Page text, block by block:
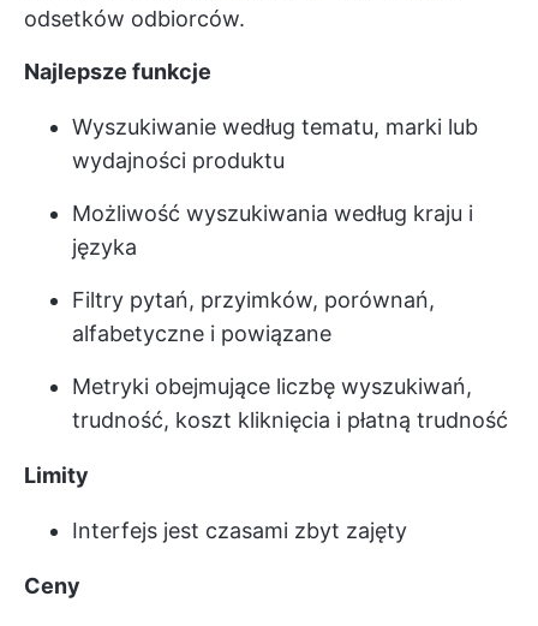
odsetków odbiorców.
Najlepsze funkcje
Wyszukiwanie według tematu, marki lub
wydajności produktu
Możliwość wyszukiwania według kraju i
języka
Filtry pytań, przyimków, porównań,
alfabetyczne i powiązane
Metryki obejmujące liczbę wyszukiwań,
trudność, koszt kliknięcia i płatną trudność
Limity
Interfejs jest czasami zbyt zajęty
Ceny